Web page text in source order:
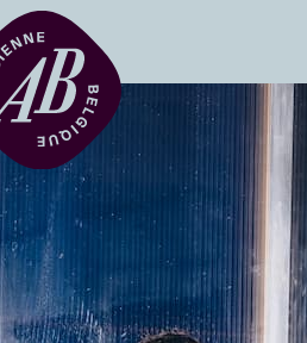
Location de
BRDCST